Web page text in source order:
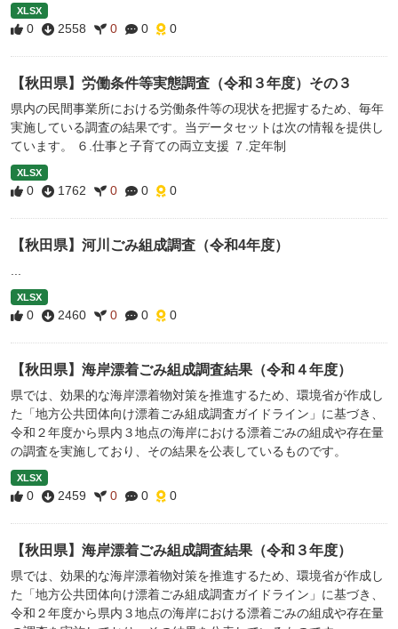
XLSX
0 2558 0 0 0
【秋田県】労働条件等実態調査（令和３年度）その３
県内の民間事業所における労働条件等の現状を把握するため、毎年
実施している調査の結果です。当データセットは次の情報を提供し
ています。 ６.仕事と子育ての両立支援 ７.定年制
XLSX
0 1762 0 0 0
【秋田県】河川ごみ組成調査（令和4年度）
XLSX
0 2460 0 0 0
【秋田県】海岸漂着ごみ組成調査結果（令和４年度）
県では、効果的な海岸漂着物対策を推進するため、環境省が作成し
た「地方公共団体向け漂着ごみ組成調査ガイドライン」に基づき、
令和２年度から県内３地点の海岸における漂着ごみの組成や存在量
の調査を実施しており、その結果を公表しているものです。
XLSX
0 2459 0 0 0
【秋田県】海岸漂着ごみ組成調査結果（令和３年度）
県では、効果的な海岸漂着物対策を推進するため、環境省が作成し
た「地方公共団体向け漂着ごみ組成調査ガイドライン」に基づき、
令和２年度から県内３地点の海岸における漂着ごみの組成や存在量